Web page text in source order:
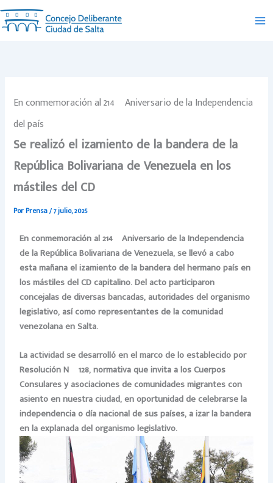
Ir
al
contenido
En conmemoración al 214º Aniversario de la Independencia
del país
Se realizó el izamiento de la bandera de la
República Bolivariana de Venezuela en los
mástiles del CD
PorPrensa/7 julio, 2025
En conmemoración al 214º Aniversario de la Independencia
de la República Bolivariana de Venezuela, se llevó a cabo
esta mañana el izamiento de la bandera del hermano país en
los mástiles del CD capitalino. Del acto participaron
concejalas de diversas bancadas, autoridades del organismo
legislativo, así como representantes de la comunidad
venezolana en Salta.
La actividad se desarrolló en el marco de lo establecido por
Resolución Nº 128, normativa que invita a los Cuerpos
Consulares y asociaciones de comunidades migrantes con
asiento en nuestra ciudad, en oportunidad de celebrarse la
independencia o día nacional de sus países, a izar la bandera
en la explanada del organismo legislativo.